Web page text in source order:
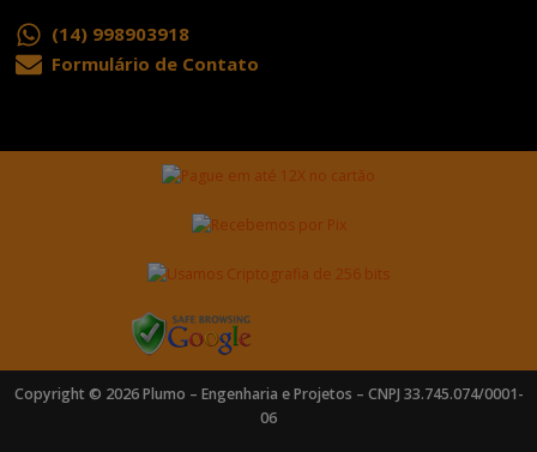
(14) 998903918
Formulário de Contato
Copyright © 2026 Plumo – Engenharia e Projetos – CNPJ 33.745.074/0001-
06